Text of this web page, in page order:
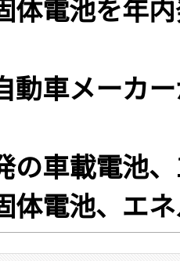
体電池を年
動車メーカ
の車載電池
体電池、エ